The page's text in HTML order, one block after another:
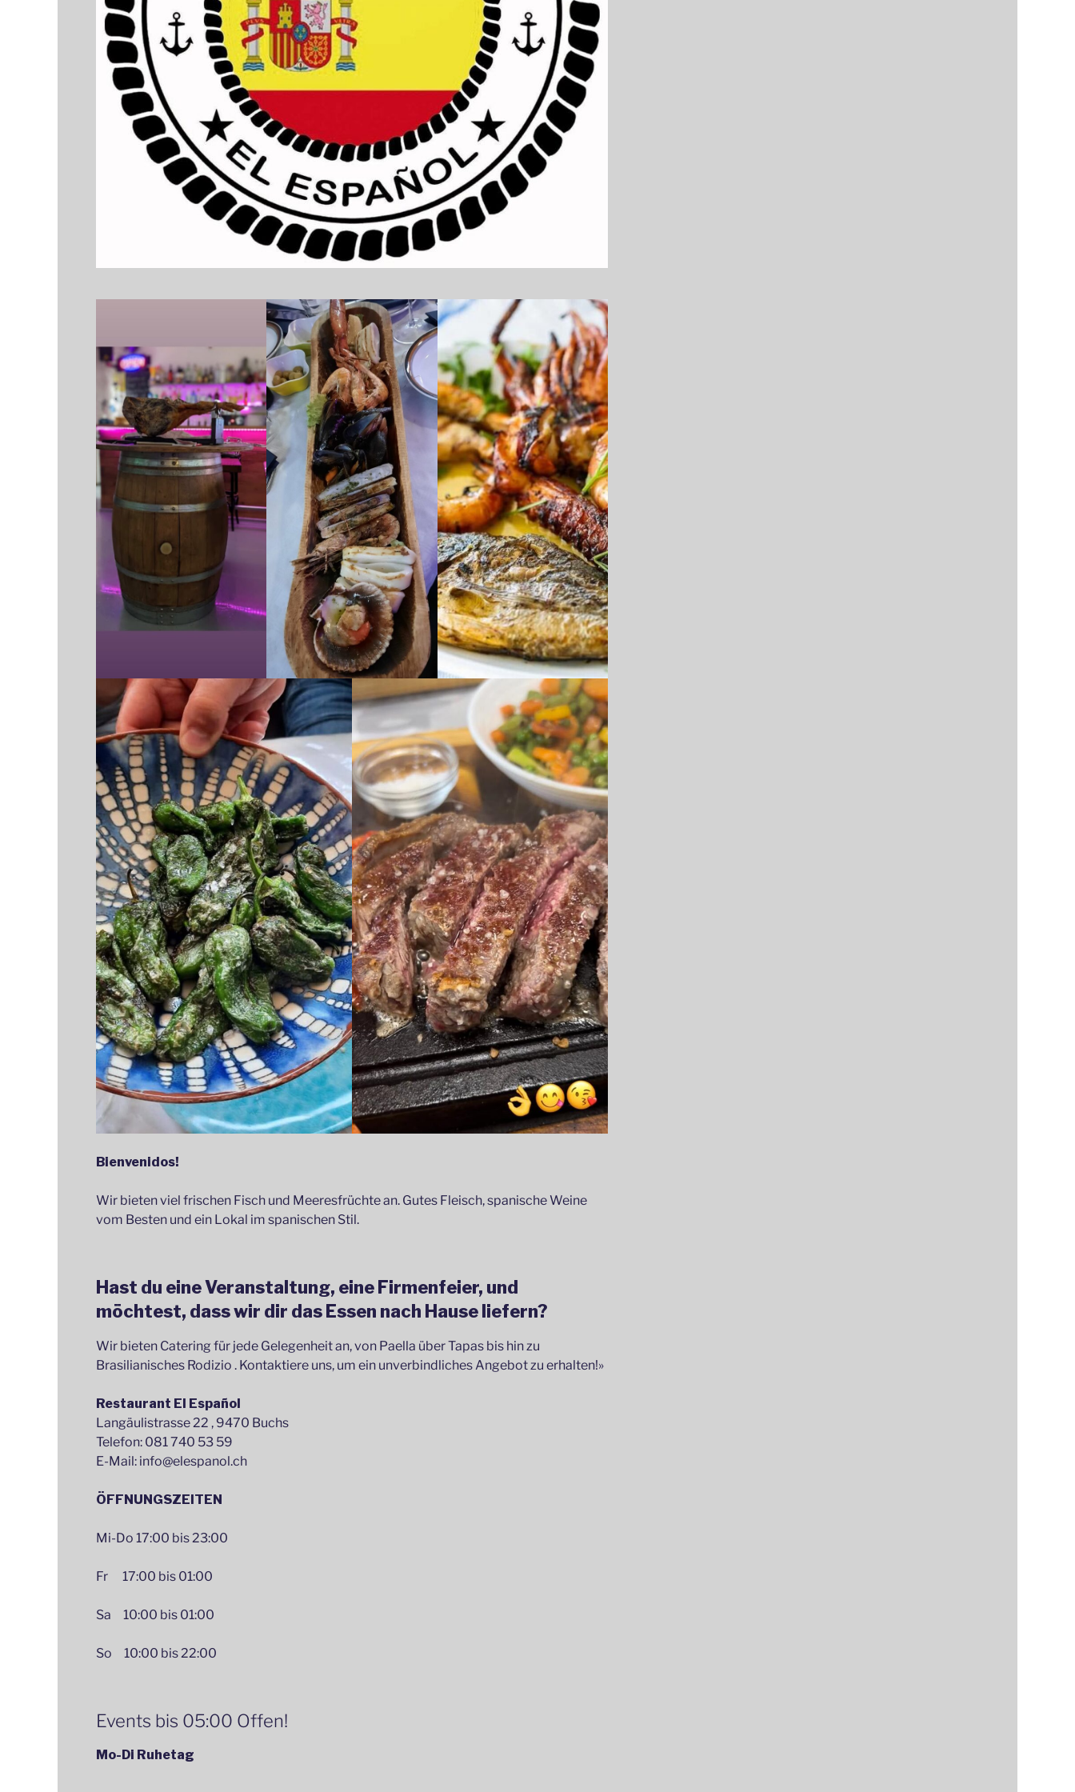
Bienvenidos!
Wir bieten viel frischen Fisch und Meeresfrüchte an. Gutes Fleisch, spanische Weine
vom Besten und ein Lokal im spanischen Stil.
Hast du eine Veranstaltung, eine Firmenfeier, und
möchtest, dass wir dir das Essen nach Hause liefern?
Wir bieten Catering für jede Gelegenheit an, von Paella über Tapas bis hin zu
Brasilianisches Rodizio . Kontaktiere uns, um ein unverbindliches Angebot zu erhalten!»
Restaurant El Español
Langäulistrasse 22 , 9470 Buchs
Telefon: 081 740 53 59
E-Mail: info@elespanol.ch
ÖFFNUNGSZEITEN
Mi-Do 17:00 bis 23:00
Fr 17:00 bis 01:00
Sa 10:00 bis 01:00
So 10:00 bis 22:00
Events bis 05:00 Offen!
Mo-Di Ruhetag